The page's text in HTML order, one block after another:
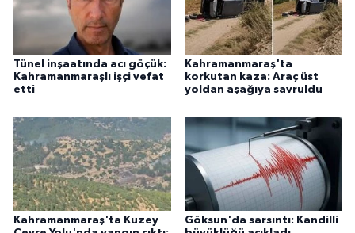
Tünel inşaatında acı göçük:
Kahramanmaraşlı işçi vefat
etti
Kahramanmaraş'ta
korkutan kaza: Araç üst
yoldan aşağıya savruldu
Kahramanmaraş'ta Kuzey
Göksun'da sarsıntı: Kandilli